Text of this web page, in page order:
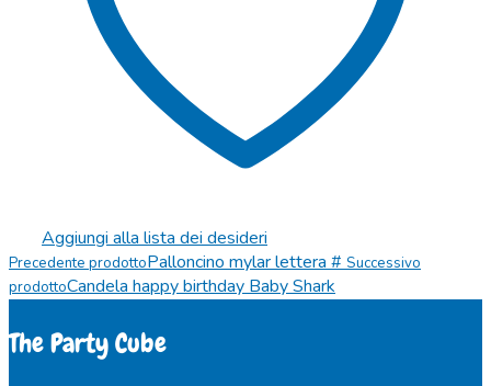
Aggiungi alla lista dei desideri
Precedente prodottoPalloncino mylar lettera # Successivo
prodottoCandela happy birthday Baby Shark
The Party Cube